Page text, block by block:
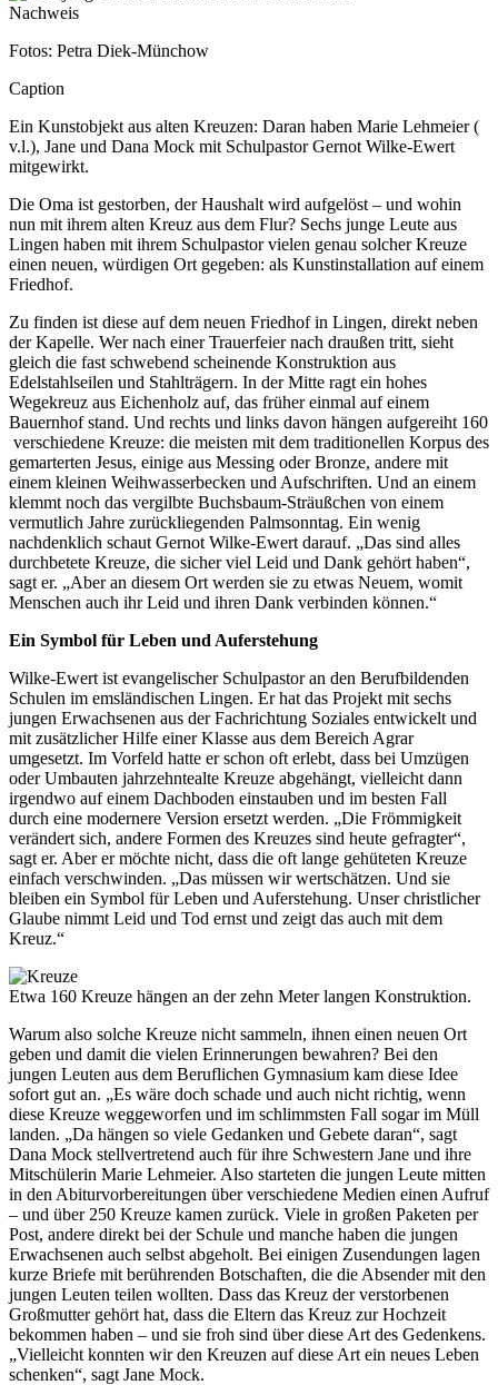
Nachweis
Fotos: Petra Diek-Münchow
Caption
Ein Kunstobjekt aus alten Kreuzen: Daran haben Marie Lehmeier (
v.l.), Jane und Dana Mock mit Schulpastor Gernot Wilke-Ewert
mitgewirkt.
Die Oma ist gestorben, der Haushalt wird aufgelöst – und wohin
nun mit ihrem alten Kreuz aus dem Flur? Sechs junge Leute aus
Lingen haben mit ihrem Schulpastor vielen genau solcher Kreuze
einen neuen, würdigen Ort gegeben: als Kunstinstallation auf einem
Friedhof.
Zu finden ist diese auf dem neuen Friedhof in Lingen, direkt neben
der Kapelle. Wer nach einer Trauerfeier nach draußen tritt, sieht
gleich die fast schwebend scheinende Konstruktion aus
Edelstahlseilen und Stahlträgern. In der Mitte ragt ein hohes
Wegekreuz aus Eichenholz auf, das früher einmal auf einem
Bauernhof stand. Und rechts und links davon hängen aufgereiht 160
verschiedene Kreuze: die meisten mit dem traditionellen Korpus des
gemarterten Jesus, einige aus Messing oder Bronze, andere mit
einem kleinen Weihwasserbecken und Aufschriften. Und an einem
klemmt noch das vergilbte Buchsbaum-Sträußchen von einem
vermutlich Jahre zurückliegenden Palmsonntag. Ein wenig
nachdenklich schaut Gernot Wilke-Ewert darauf. „Das sind alles
durchbetete Kreuze, die sicher viel Leid und Dank gehört haben“,
sagt er. „Aber an diesem Ort werden sie zu etwas Neuem, womit
Menschen auch ihr Leid und ihren Dank verbinden können.“
Ein Symbol für Leben und Auferstehung
Wilke-Ewert ist evangelischer Schulpastor an den Berufbildenden
Schulen im emsländischen Lingen. Er hat das Projekt mit sechs
jungen Erwachsenen aus der Fachrichtung Soziales entwickelt und
mit zusätzlicher Hilfe einer Klasse aus dem Bereich Agrar
umgesetzt. Im Vorfeld hatte er schon oft erlebt, dass bei Umzügen
oder Umbauten jahrzehntealte Kreuze abgehängt, vielleicht dann
irgendwo auf einem Dachboden einstauben und im besten Fall
durch eine modernere Version ersetzt werden. „Die Frömmigkeit
verändert sich, andere Formen des Kreuzes sind heute gefragter“,
sagt er. Aber er möchte nicht, dass die oft lange gehüteten Kreuze
einfach verschwinden. „Das müssen wir wertschätzen. Und sie
bleiben ein Symbol für Leben und Auferstehung. Unser christlicher
Glaube nimmt Leid und Tod ernst und zeigt das auch mit dem
Kreuz.“
Etwa 160 Kreuze hängen an der zehn Meter langen Konstruktion.
Warum also solche Kreuze nicht sammeln, ihnen einen neuen Ort
geben und damit die vielen Erinnerungen bewahren? Bei den
jungen Leuten aus dem Beruflichen Gymnasium kam diese Idee
sofort gut an. „Es wäre doch schade und auch nicht richtig, wenn
diese Kreuze weggeworfen und im schlimmsten Fall sogar im Müll
landen. „Da hängen so viele Gedanken und Gebete daran“, sagt
Dana Mock stellvertretend auch für ihre Schwestern Jane und ihre
Mitschülerin Marie Lehmeier. Also starteten die jungen Leute mitten
in den Abiturvorbereitungen über verschiedene Medien einen Aufruf
– und über 250 Kreuze kamen zurück. Viele in großen Paketen per
Post, andere direkt bei der Schule und manche haben die jungen
Erwachsenen auch selbst abgeholt. Bei einigen Zusendungen lagen
kurze Briefe mit berührenden Botschaften, die die Absender mit den
jungen Leuten teilen wollten. Dass das Kreuz der verstorbenen
Großmutter gehört hat, dass die Eltern das Kreuz zur Hochzeit
bekommen haben – und sie froh sind über diese Art des Gedenkens.
„Vielleicht konnten wir den Kreuzen auf diese Art ein neues Leben
schenken“, sagt Jane Mock.